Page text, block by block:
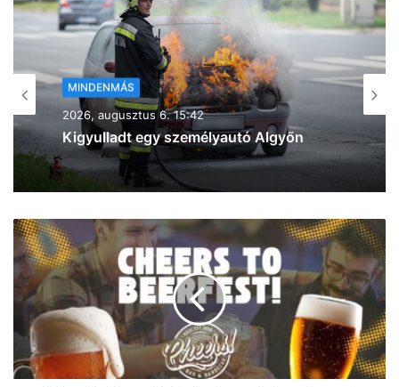
MINDENMÁS
2026, augusztus 6. 15:25
„Rókuson valami megint odakapott” –
óriási füstfelhők jelentek meg Szeged
felett az égen (videó és fotók)